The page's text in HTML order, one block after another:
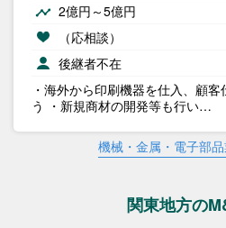
2億円～5億円
（応相談）
後継者不在
・海外から印刷機器を仕入、顧
う ・新規商材の開発等も行い…
機械・金属・電子部
関東地方の